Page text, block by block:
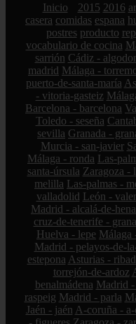
Inicio 2015 2016
casera comidas espana
postres producto
vocabulario de cocina
sarrión Cádiz -
madrid Málaga -
puerto-de-santa-maría
- vitoria-gasteiz
Barcelona - barcelona
Toledo - seseña
sevilla Granada -
Murcia - san-javier
Málaga - ronda Las-
santa-úrsula Zaragoza -
melilla Las-palmas -
valladolid León -
Madrid - alcalá-de-
cruz-de-tenerife -
Huelva - lepe Málaga
Madrid - pelayos-de-
estepona Asturias -
torrejón-de-ardoz
benalmádena Madrid -
raspeig Madrid - parla
Jaén - jaén A-coruña -